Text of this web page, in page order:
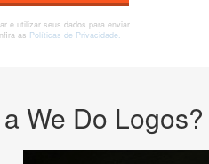
e utilizar seus dados para enviar
as Políticas de Privacidade.
We Do Logos?